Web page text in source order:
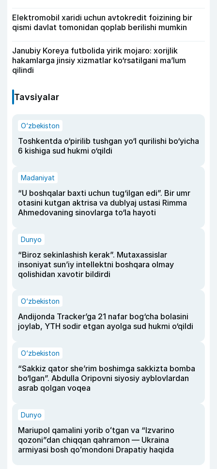
Elektromobil xaridi uchun avtokredit foizining bir
qismi davlat tomonidan qoplab berilishi mumkin
Janubiy Koreya futbolida yirik mojaro: xorijlik
hakamlarga jinsiy xizmatlar ko‘rsatilgani ma’lum
qilindi
Tavsiyalar
O‘zbekiston
Toshkentda o‘pirilib tushgan yo‘l qurilishi bo‘yicha
6 kishiga sud hukmi o‘qildi
Madaniyat
“U boshqalar baxti uchun tug‘ilgan edi”. Bir umr
otasini kutgan aktrisa va dublyaj ustasi Rimma
Ahmedovaning sinovlarga to‘la hayoti
Dunyo
“Biroz sekinlashish kerak”. Mutaxassislar
insoniyat sun’iy intellektni boshqara olmay
qolishidan xavotir bildirdi
O‘zbekiston
Andijonda Tracker’ga 21 nafar bog‘cha bolasini
joylab, YTH sodir etgan ayolga sud hukmi o‘qildi
O‘zbekiston
“Sakkiz qator she’rim boshimga sakkizta bomba
bo‘lgan”. Abdulla Oripovni siyosiy ayblovlardan
asrab qolgan voqea
Dunyo
Mariupol qamalini yorib oʻtgan va “Izvarino
qozoni”dan chiqqan qahramon — Ukraina
armiyasi bosh qoʻmondoni Drapatiy haqida